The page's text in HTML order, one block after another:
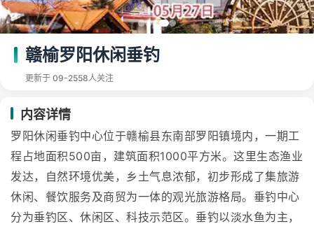
赣榆罗阳休闲垂钓
更新于 09-2558人关注
内容详情
罗阳休闲垂钓中心位于赣榆县东南部罗阳镇境内，一期工
程占地面积500亩，建筑面积1000平方米。这里生态渔业
发达，自然环境优美，乡土气息浓郁，初步形成了集旅游
休闲、餐饮服务及商贸为一体的观光旅游格局。垂钓中心
分为垂钓区、休闲区、科技示范区。垂钓以淡水鱼为主，